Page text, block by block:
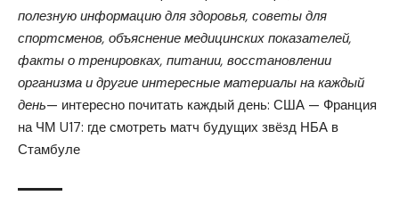
полезную информацию для здоровья, советы для
спортсменов, объяснение медицинских показателей,
факты о тренировках, питании, восстановлении
организма и другие интересные материалы на каждый
день— интересно почитать каждый день: США — Франция
на ЧМ U17: где смотреть матч будущих звёзд НБА в
Стамбуле